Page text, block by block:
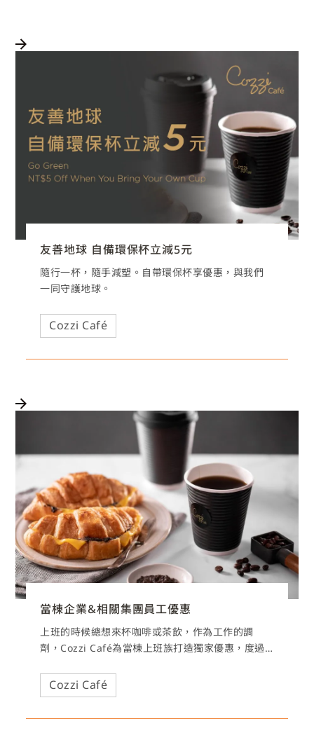
友善地球 自備環保杯立減5元
隨行一杯，隨手減塑。自帶環保杯享優惠，與我們
一同守護地球。
Cozzi Café
當棟企業&相關集團員工優惠
上班的時候總想來杯咖啡或茶飲，作為工作的調
劑，Cozzi Café為當棟上班族打造獨家優惠，度過
Cozzi Café